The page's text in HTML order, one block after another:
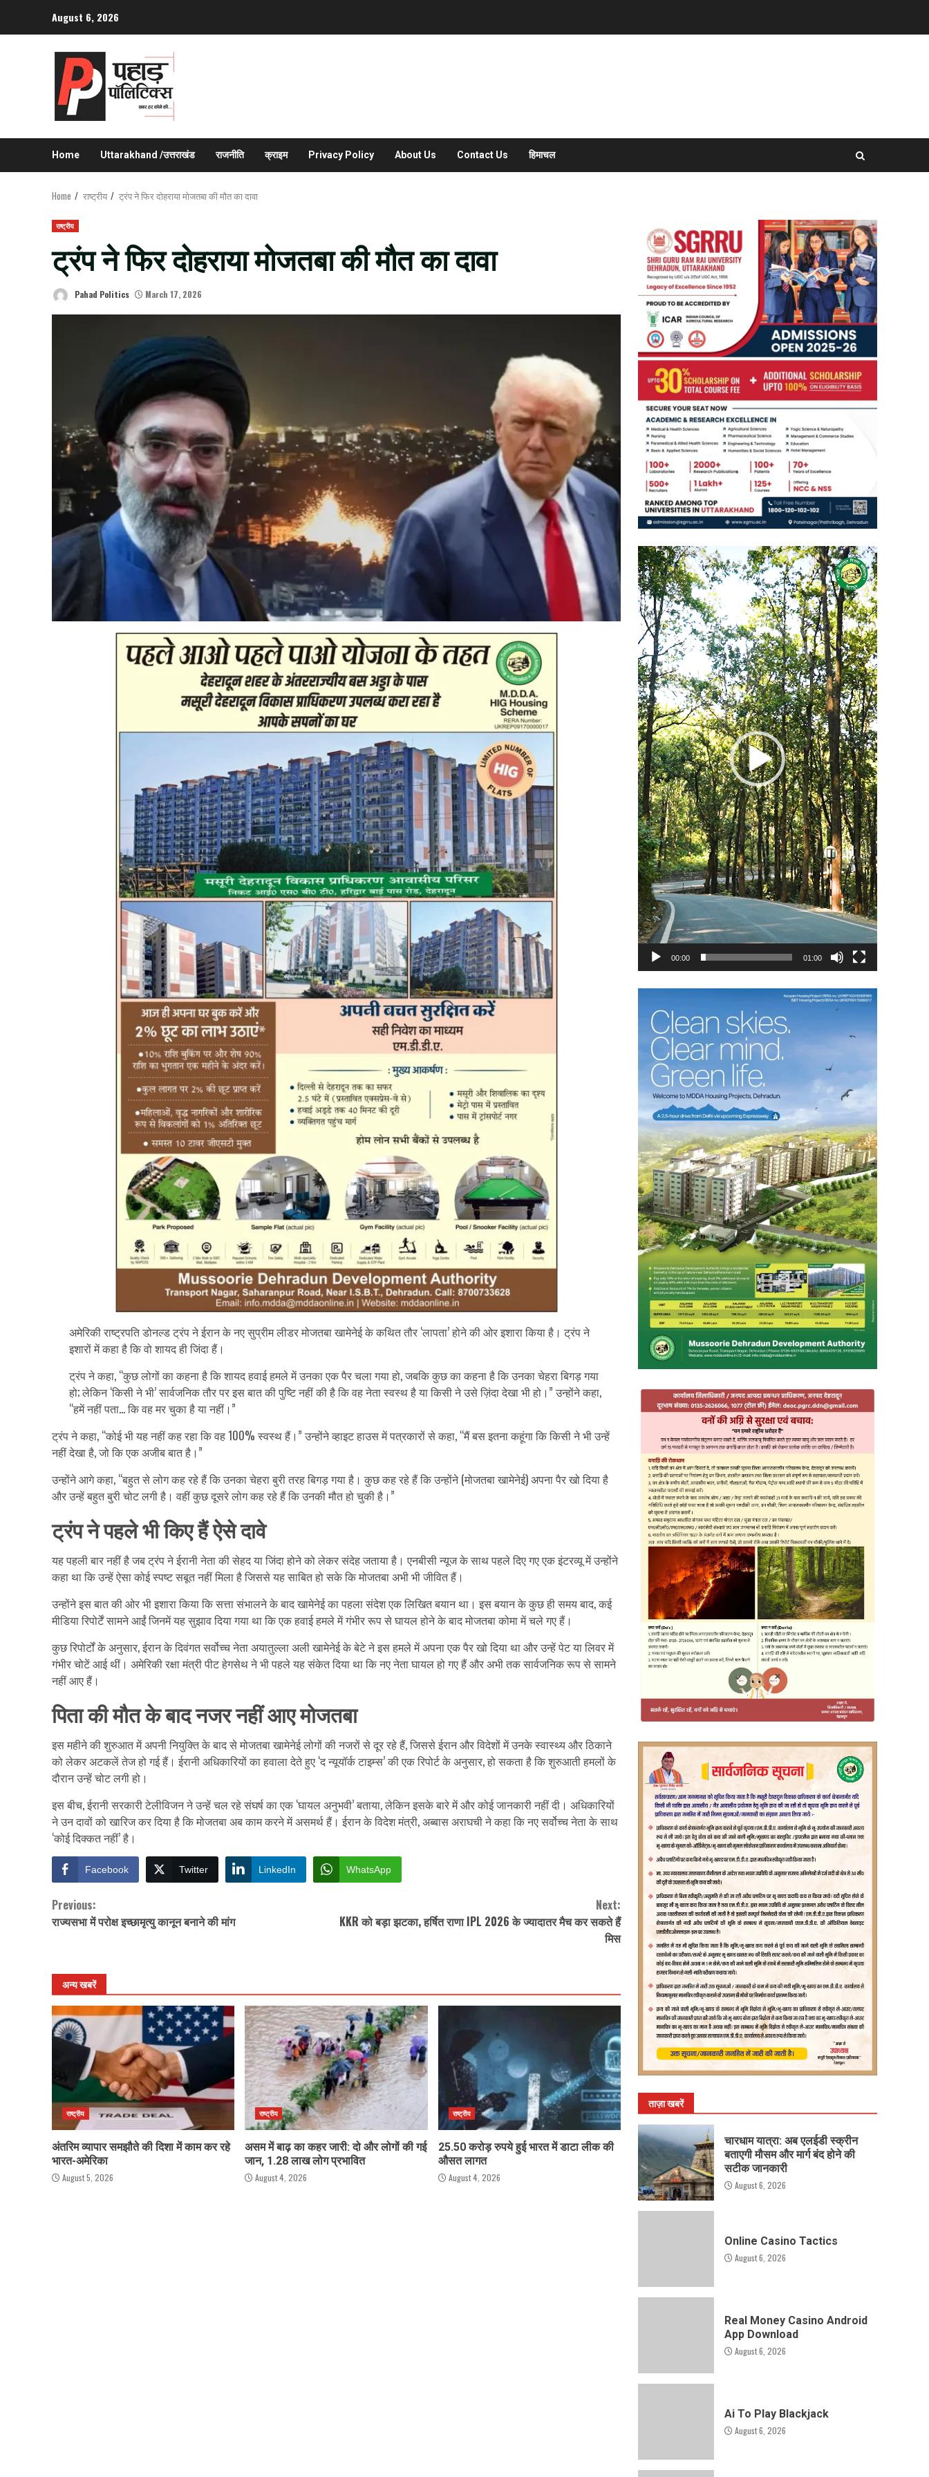
August 6, 2026
Home Uttarakhand /उत्तराखंड राजनीति क्राइम Privacy Policy About Us Contact Us हिमाचल
Home राष्ट्रीय ट्रंप ने फिर दोहराया मोजतबा की मौत का दावा
राष्ट्रीय
ट्रंप ने फिर दोहराया मोजतबा की मौत का दावा
Pahad Politics March 17, 2026
अमेरिकी राष्ट्रपति डोनल्ड ट्रंप ने ईरान के नए सुप्रीम लीडर मोजतबा खामेनेई के कथित तौर ‘लापता’ होने की ओर इशारा किया है। ट्रंप ने
इशारों में कहा है कि वो शायद ही जिंदा हैं।
ट्रंप ने कहा, “कुछ लोगों का कहना है कि शायद हवाई हमले में उनका एक पैर चला गया हो, जबकि कुछ का कहना है कि उनका चेहरा बिगड़ गया
हो; लेकिन ‘किसी ने भी’ सार्वजनिक तौर पर इस बात की पुष्टि नहीं की है कि वह नेता स्वस्थ है या किसी ने उसे ज़िंदा देखा भी हो।” उन्होंने कहा,
“हमें नहीं पता… कि वह मर चुका है या नहीं।”
ट्रंप ने कहा, “कोई भी यह नहीं कह रहा कि वह 100% स्वस्थ हैं।” उन्होंने व्हाइट हाउस में पत्रकारों से कहा, “मैं बस इतना कहूंगा कि किसी ने भी उन्हें
नहीं देखा है, जो कि एक अजीब बात है।”
उन्होंने आगे कहा, “बहुत से लोग कह रहे हैं कि उनका चेहरा बुरी तरह बिगड़ गया है। कुछ कह रहे हैं कि उन्होंने (मोजतबा खामेनेई) अपना पैर खो दिया है
और उन्हें बहुत बुरी चोट लगी है। वहीं कुछ दूसरे लोग कह रहे हैं कि उनकी मौत हो चुकी है।”
ट्रंप ने पहले भी किए हैं ऐसे दावे
यह पहली बार नहीं है जब ट्रंप ने ईरानी नेता की सेहद या जिंदा होने को लेकर संदेह जताया है। एनबीसी न्यूज के साथ पहले दिए गए एक इंटरव्यू में उन्होंने
कहा था कि उन्हें ऐसा कोई स्पष्ट सबूत नहीं मिला है जिससे यह साबित हो सके कि मोजतबा अभी भी जीवित हैं।
उन्होंने इस बात की ओर भी इशारा किया कि सत्ता संभालने के बाद खामेनेई का पहला संदेश एक लिखित बयान था। इस बयान के कुछ ही समय बाद, कई
मीडिया रिपोर्टें सामने आईं जिनमें यह सुझाव दिया गया था कि एक हवाई हमले में गंभीर रूप से घायल होने के बाद मोजतबा कोमा में चले गए हैं।
कुछ रिपोर्टों के अनुसार, ईरान के दिवंगत सर्वोच्च नेता अयातुल्ला अली खामेनेई के बेटे ने इस हमले में अपना एक पैर खो दिया था और उन्हें पेट या लिवर में
गंभीर चोटें आई थीं। अमेरिकी रक्षा मंत्री पीट हेगसेथ ने भी पहले यह संकेत दिया था कि नए नेता घायल हो गए हैं और अभी तक सार्वजनिक रूप से सामने
नहीं आए हैं।
पिता की मौत के बाद नजर नहीं आए मोजतबा
इस महीने की शुरुआत में अपनी नियुक्ति के बाद से मोजतबा खामेनेई लोगों की नजरों से दूर रहे हैं, जिससे ईरान और विदेशों में उनके स्वास्थ्य और ठिकाने
को लेकर अटकलें तेज हो गई हैं। ईरानी अधिकारियों का हवाला देते हुए ‘द न्यूयॉर्क टाइम्स’ की एक रिपोर्ट के अनुसार, हो सकता है कि शुरुआती हमलों के
दौरान उन्हें चोट लगी हो।
इस बीच, ईरानी सरकारी टेलीविजन ने उन्हें चल रहे संघर्ष का एक ‘घायल अनुभवी’ बताया, लेकिन इसके बारे में और कोई जानकारी नहीं दी। अधिकारियों
ने उन दावों को खारिज कर दिया है कि मोजतबा अब काम करने में असमर्थ हैं। ईरान के विदेश मंत्री, अब्बास अराघची ने कहा कि नए सर्वोच्च नेता के साथ
‘कोई दिक्कत नहीं’ है।
Facebook Twitter LinkedIn WhatsApp
Continue
Reading
Previous:
राज्यसभा में परोक्ष इच्छामृत्यु कानून बनाने की मांग
Next:
KKR को बड़ा झटका, हर्षित राणा IPL 2026 के ज्यादातर मैच कर सकते हैं
मिस
अन्य खबरें
राष्ट्रीय
अंतरिम व्यापार समझौते की दिशा में काम कर रहे
भारत-अमेरिका
August 5, 2026
राष्ट्रीय
असम में बाढ़ का कहर जारी: दो और लोगों की गई
जान, 1.28 लाख लोग प्रभावित
August 4, 2026
राष्ट्रीय
25.50 करोड़ रुपये हुई भारत में डाटा लीक की
औसत लागत
August 4, 2026
Video
Player
00:00 01:00
ताज़ा खबरें
चारधाम यात्रा: अब एलईडी स्क्रीन
बताएगी मौसम और मार्ग बंद होने की
सटीक जानकारी
August 6, 2026
Online Casino Tactics
August 6, 2026
Real Money Casino Android
App Download
August 6, 2026
Ai To Play Blackjack
August 6, 2026